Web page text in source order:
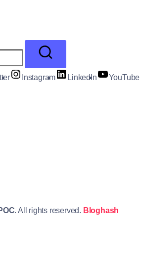
Instagram LinkedIn
YouTube
. All rights reserved. Bloghash